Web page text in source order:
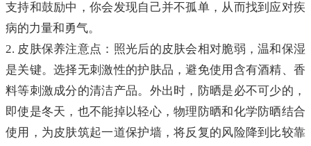
支持和鼓励中，你会发现自己并不孤单，从而找到应对疾
病的力量和勇气。
2. 皮肤保养注意点：照光后的皮肤会相对脆弱，温和保湿
是关键。选择无刺激性的护肤品，避免使用含有酒精、香
料等刺激成分的清洁产品。外出时，防晒是必不可少的，
即使是冬天，也不能掉以轻心，物理防晒和化学防晒结合
使用，为皮肤筑起一道保护墙，将反复的风险降到比较靠